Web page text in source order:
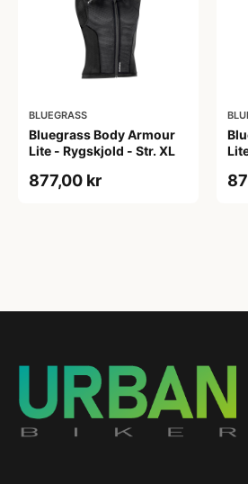
BLUEGRASS
Bluegrass Body Armour
Lite - Rygskjold - Str. XL
877,00 kr